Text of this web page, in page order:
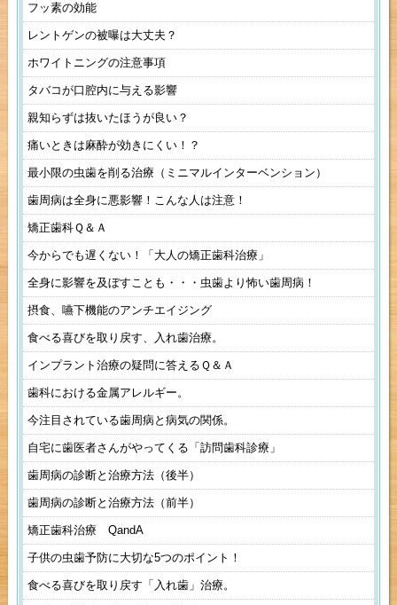
フッ素の効能
レントゲンの被曝は大丈夫？
ホワイトニングの注意事項
タバコが口腔内に与える影響
親知らずは抜いたほうが良い？
痛いときは麻酔が効きにくい！？
最小限の虫歯を削る治療（ミニマルインターベンション）
歯周病は全身に悪影響！こんな人は注意！
矯正歯科Ｑ＆Ａ
今からでも遅くない！「大人の矯正歯科治療」
全身に影響を及ぼすことも・・・虫歯より怖い歯周病！
摂食、嚥下機能のアンチエイジング
食べる喜びを取り戻す、入れ歯治療。
インプラント治療の疑問に答えるＱ＆Ａ
歯科における金属アレルギー。
今注目されている歯周病と病気の関係。
自宅に歯医者さんがやってくる「訪問歯科診療」
歯周病の診断と治療方法（後半）
歯周病の診断と治療方法（前半）
矯正歯科治療 QandA
子供の虫歯予防に大切な5つのポイント！
食べる喜びを取り戻す「入れ歯」治療。